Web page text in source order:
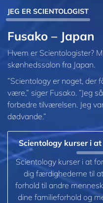
JEG ER SCIENTOLOGIST
Fusako – Japan
Hvem er Scientologister?
skønhedssalon fra Japan.
”Scientology er noget, der
være,” siger Fusako. ”Jeg
forbedre tilværelsen. Jeg
dødvande.”
Scientology kurser i
Scientology kurser i at
dig færdighederne til
forhold til andre
dine familieforhold og